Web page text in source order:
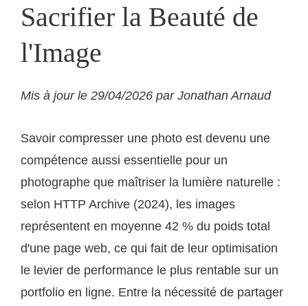
Sacrifier la Beauté de
l'Image
Mis à jour le 29/04/2026 par Jonathan Arnaud
Savoir compresser une photo est devenu une
compétence aussi essentielle pour un
photographe que maîtriser la lumière naturelle :
selon HTTP Archive (2024), les images
représentent en moyenne 42 % du poids total
d'une page web, ce qui fait de leur optimisation
le levier de performance le plus rentable sur un
portfolio en ligne. Entre la nécessité de partager